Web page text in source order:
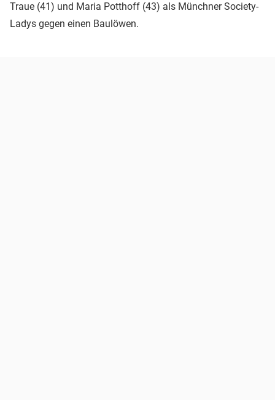
Traue (41) und Maria Potthoff (43) als Münchner Society-
Ladys gegen einen Baulöwen.